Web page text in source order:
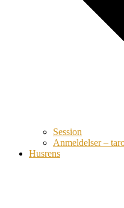
Session
Anmeldelser –
Husrens